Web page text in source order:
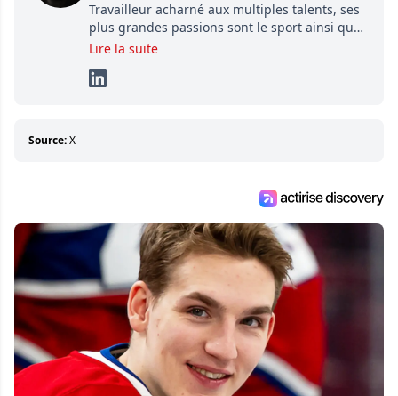
Travailleur acharné aux multiples talents, ses
plus grandes passions sont le sport ainsi que
le showbizz de la belle province et ailleurs. Il
détermination pour parvenir à se démarquer.
Lire la suite
Source:X